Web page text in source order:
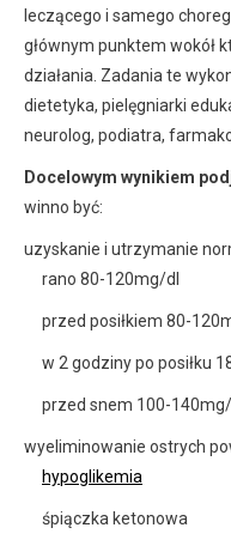
leczącego i samego
głównym punktem wokół
działania. Zadania te
dietetyka, pielęgniarki
neurolog, podiatra,
Docelowym wynikiem
winno być:
uzyskanie i utrzymanie
rano 80-120mg/dl
przed posiłkiem 80-
w 2 godziny po posiłku
przed snem 100-140mg/
wyeliminowanie ostrych
hypoglikemia
śpiączka ketonowa